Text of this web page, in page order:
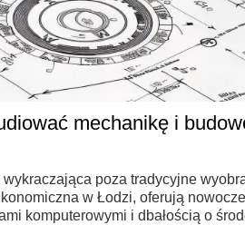
mechanikę i
poza tradycyjne
w Łodzi, oferują
komputerowymi i dbałością o